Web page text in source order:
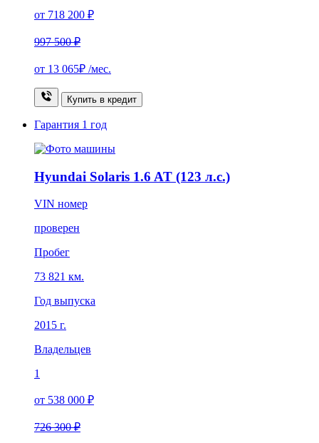
от 718 200 ₽
997 500 ₽
от 13 065₽ /мес.
Купить в кредит
Гарантия 1 год
Hyundai Solaris 1.6 AT (123 л.с.)
VIN номер
проверен
Пробег
73 821 км.
Год выпуска
2015 г.
Владельцев
1
от 538 000 ₽
726 300 ₽